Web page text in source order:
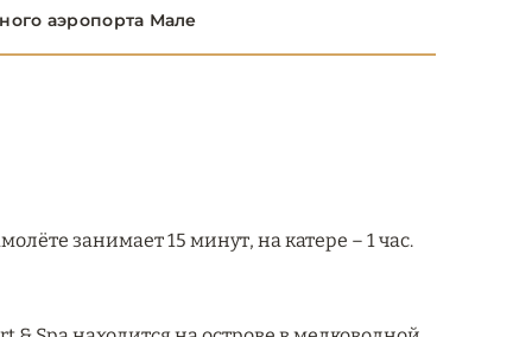
аэропорта Мале
занимает 15 минут, на катере – 1 час.